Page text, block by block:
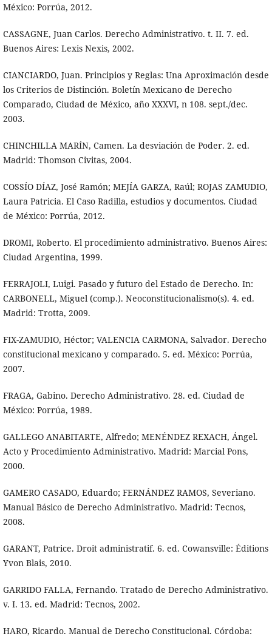
México: Porrúa, 2012.
CASSAGNE, Juan Carlos. Derecho Administrativo. t. II. 7. ed.
Buenos Aires: Lexis Nexis, 2002.
CIANCIARDO, Juan. Principios y Reglas: Una Aproximación desde
los Criterios de Distinción. Boletín Mexicano de Derecho
Comparado, Ciudad de México, año XXXVI, n 108. sept./dec.
2003.
CHINCHILLA MARÍN, Camen. La desviación de Poder. 2. ed.
Madrid: Thomson Civitas, 2004.
COSSÍO DÍAZ, José Ramón; MEJÍA GARZA, Raúl; ROJAS ZAMUDIO,
Laura Patricia. El Caso Radilla, estudios y documentos. Ciudad
de México: Porrúa, 2012.
DROMI, Roberto. El procedimiento administrativo. Buenos Aires:
Ciudad Argentina, 1999.
FERRAJOLI, Luigi. Pasado y futuro del Estado de Derecho. In:
CARBONELL, Miguel (comp.). Neoconstitucionalismo(s). 4. ed.
Madrid: Trotta, 2009.
FIX-ZAMUDIO, Héctor; VALENCIA CARMONA, Salvador. Derecho
constitucional mexicano y comparado. 5. ed. México: Porrúa,
2007.
FRAGA, Gabino. Derecho Administrativo. 28. ed. Ciudad de
México: Porrúa, 1989.
GALLEGO ANABITARTE, Alfredo; MENÉNDEZ REXACH, Ángel.
Acto y Procedimiento Administrativo. Madrid: Marcial Pons,
2000.
GAMERO CASADO, Eduardo; FERNÁNDEZ RAMOS, Severiano.
Manual Básico de Derecho Administrativo. Madrid: Tecnos,
2008.
GARANT, Patrice. Droit administratif. 6. ed. Cowansville: Éditions
Yvon Blais, 2010.
GARRIDO FALLA, Fernando. Tratado de Derecho Administrativo.
v. I. 13. ed. Madrid: Tecnos, 2002.
HARO, Ricardo. Manual de Derecho Constitucional. Córdoba: